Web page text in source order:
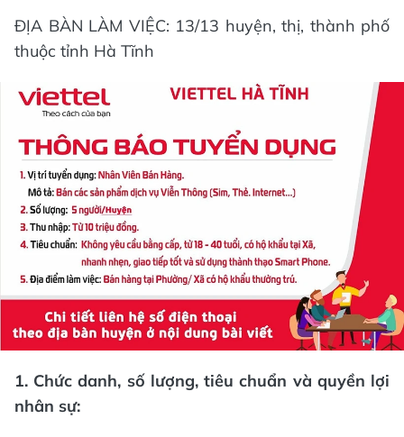
ĐỊA BÀN LÀM VIỆC: 13/13 huyện, thị, thành phố
thuộc tỉnh Hà Tĩnh
1. Chức danh, số lượng, tiêu chuẩn và quyền lợi
nhân sự: